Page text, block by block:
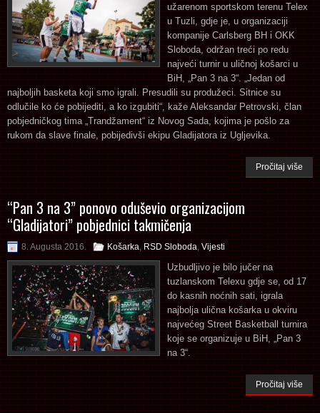
užarenom sportskom terenu Telex
u Tuzli, gdje je, u organizaciji
kompanije Carlsberg BH i OKK
Sloboda, održan treći po redu
najveći turnir u uličnoj košarci u
BiH, „Pan 3 na 3“. „Jedan od
najboljih basketa koji smo igrali. Presudili su produžeci. Sitnice su
odlučile ko će pobijediti, a ko izgubiti“, kaže Aleksandar Petrovski, član
pobjedničkog tima „Trandžament“ iz Novog Sada, kojima je pošlo za
rukom da slave finale, pobijedivši ekipu Gladijatora iz Ugljevika.
Pročitaj više
“Pan 3 na 3” ponovo oduševio organizacijom
“Gladijatori” pobjednici takmičenja
8. Augusta 2016. Košarka RSD Sloboda Vijesti
Uzbudljivo je bilo jučer na
tuzlanskom Telexu gdje se, od 17
do kasnih noćnih sati, igrala
najbolja ulična košarka u okviru
najvećeg Street Basketball turnira
koje se organizuje u BiH, „Pan 3
na 3“.
Pročitaj više